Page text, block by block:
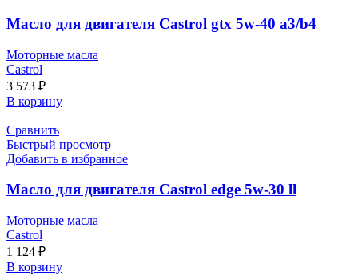
Масло для двигателя Castrol gtx 5w-40 a3/b4
Моторные масла
Castrol
3 573 ₽
В корзину
Сравнить
Быстрый просмотр
Добавить в избранное
Масло для двигателя Castrol edge 5w-30 ll
Моторные масла
Castrol
1 124 ₽
В корзину